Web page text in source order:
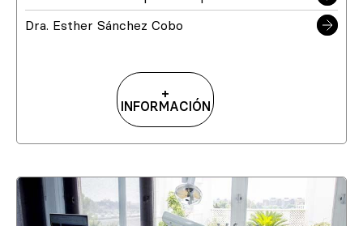
Dra. Esther Sánchez Cobo
+
INFORMACIÓN